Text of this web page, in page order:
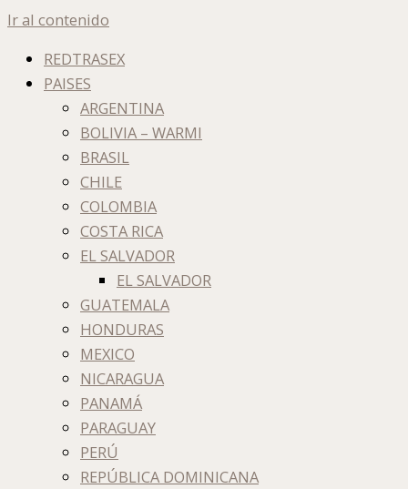
Ir al contenido
REDTRASEX
PAISES
ARGENTINA
BOLIVIA – WARMI
BRASIL
CHILE
COLOMBIA
COSTA RICA
EL SALVADOR
EL SALVADOR
GUATEMALA
HONDURAS
MEXICO
NICARAGUA
PANAMÁ
PARAGUAY
PERÚ
REPÚBLICA DOMINICANA